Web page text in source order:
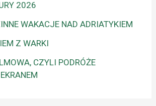
2026
WAKACJE NAD ADRIATYKIEM
Z WARKI
CZYLI PODRÓŻE